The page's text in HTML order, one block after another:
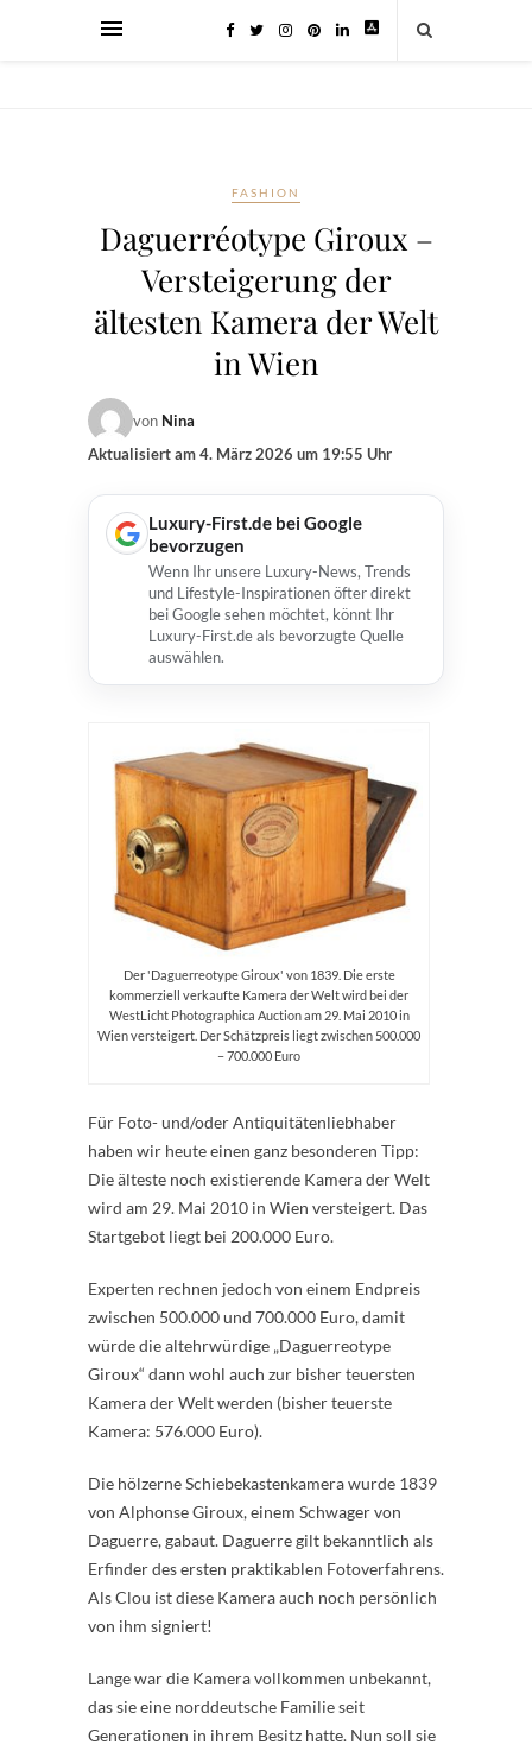
FASHION
Daguerréotype Giroux –
Versteigerung der
ältesten Kamera der Welt
in Wien
von Nina
Aktualisiert am4. März 2026 um 19:55 Uhr
Luxury-First.de bei Google
bevorzugen
Wenn Ihr unsere Luxury-News, Trends
und Lifestyle-Inspirationen öfter direkt
bei Google sehen möchtet, könnt Ihr
Luxury-First.de als bevorzugte Quelle
auswählen.
Der 'Daguerreotype Giroux' von 1839. Die erste
kommerziell verkaufte Kamera der Welt wird bei der
WestLicht Photographica Auction am 29. Mai 2010 in
Wien versteigert. Der Schätzpreis liegt zwischen 500.000
– 700.000 Euro
Für Foto- und/oder Antiquitätenliebhaber
haben wir heute einen ganz besonderen Tipp:
Die älteste noch existierende Kamera der Welt
wird am 29. Mai 2010 in Wien versteigert. Das
Startgebot liegt bei 200.000 Euro.
Experten rechnen jedoch von einem Endpreis
zwischen 500.000 und 700.000 Euro, damit
würde die altehrwürdige „Daguerreotype
Giroux“ dann wohl auch zur bisher teuersten
Kamera der Welt werden (bisher teuerste
Kamera: 576.000 Euro).
Die hölzerne Schiebekastenkamera wurde 1839
von Alphonse Giroux, einem Schwager von
Daguerre, gabaut. Daguerre gilt bekanntlich als
Erfinder des ersten praktikablen Fotoverfahrens.
Als Clou ist diese Kamera auch noch persönlich
von ihm signiert!
Lange war die Kamera vollkommen unbekannt,
das sie eine norddeutsche Familie seit
Generationen in ihrem Besitz hatte. Nun soll sie